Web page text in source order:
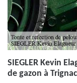
SIEGLER Kevin
de gazon à Trignac